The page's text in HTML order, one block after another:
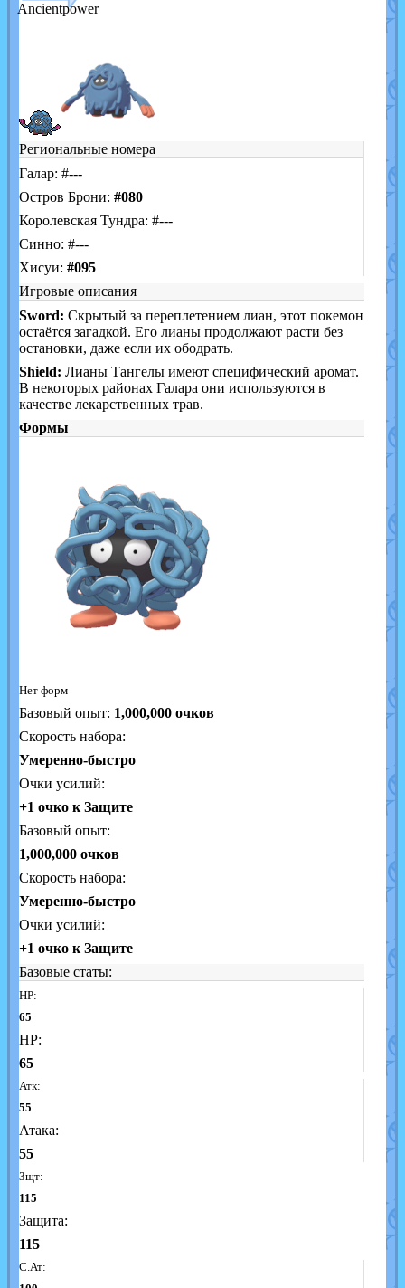
Ancientpower
Региональные номера
Галар: #---
Остров Брони: #080
Королевская Тундра: #---
Синно: #---
Хисуи: #095
Игровые описания
Sword: Скрытый за переплетением лиан, этот покемон
остаётся загадкой. Его лианы продолжают расти без
остановки, даже если их ободрать.
Shield: Лианы Тангелы имеют специфический аромат.
В некоторых районах Галара они используются в
качестве лекарственных трав.
Формы
Нет форм
Базовый опыт: 1,000,000очков
Скорость набора:
Умеренно-быстро
Очки усилий:
+1 очко к Защите
Базовый опыт:
1,000,000 очков
Скорость набора:
Умеренно-быстро
Очки усилий:
+1 очко к Защите
Базовые статы:
HP:
65
HP:
65
Атк:
55
Атака:
55
Зщт:
115
Защита:
115
С.Ат: